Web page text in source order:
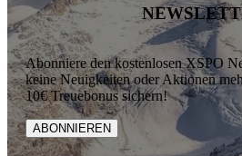
Abonniere den kostenlosen XSPO
keine Neuigkeiten oder Aktionen
10€ Treuebonus sichern!
ABONNIEREN